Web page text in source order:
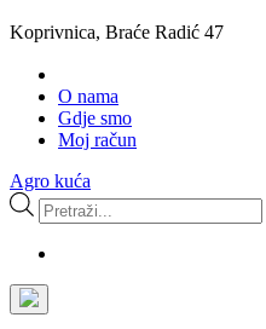
Koprivnica, Braće Radić 47
O nama
Gdje smo
Moj račun
Agro kuća
Products
search